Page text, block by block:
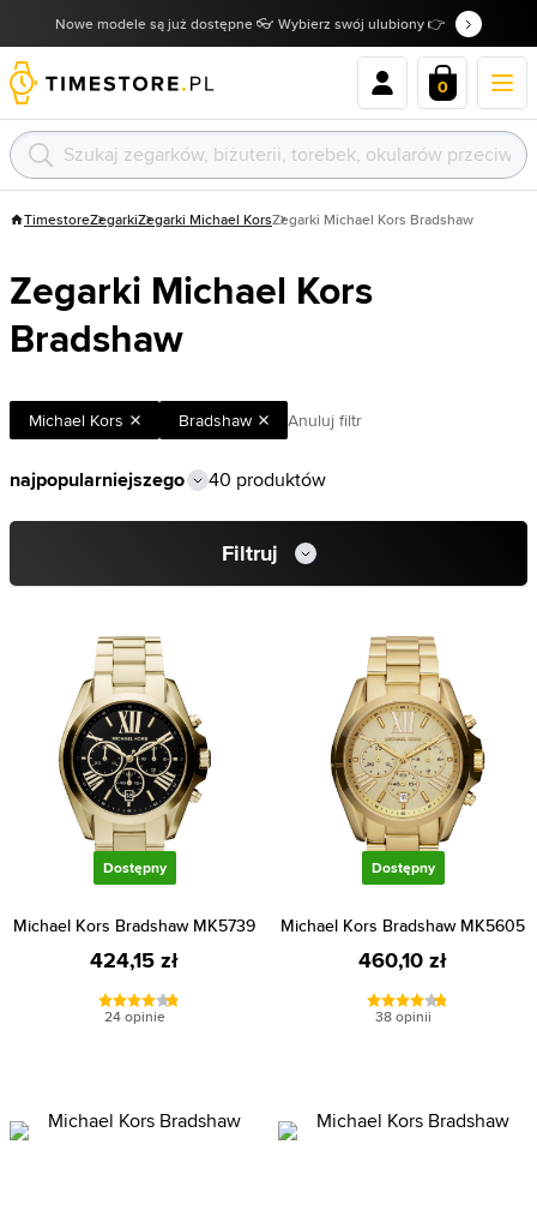
Nowe modele są już dostępne 👓 Wybierz swój ulubiony 👉
0
TimestoreZegarkiZegarki Michael KorsZegarki Michael Kors Bradshaw
Zegarki Michael Kors
Bradshaw
Michael Kors Bradshaw Anuluj filtr
40 produktów
Filtruj
Dostępny
Michael Kors Bradshaw MK5739
424,15 zł
24 opinie
Dostępny
Michael Kors Bradshaw MK5605
460,10 zł
38 opinii